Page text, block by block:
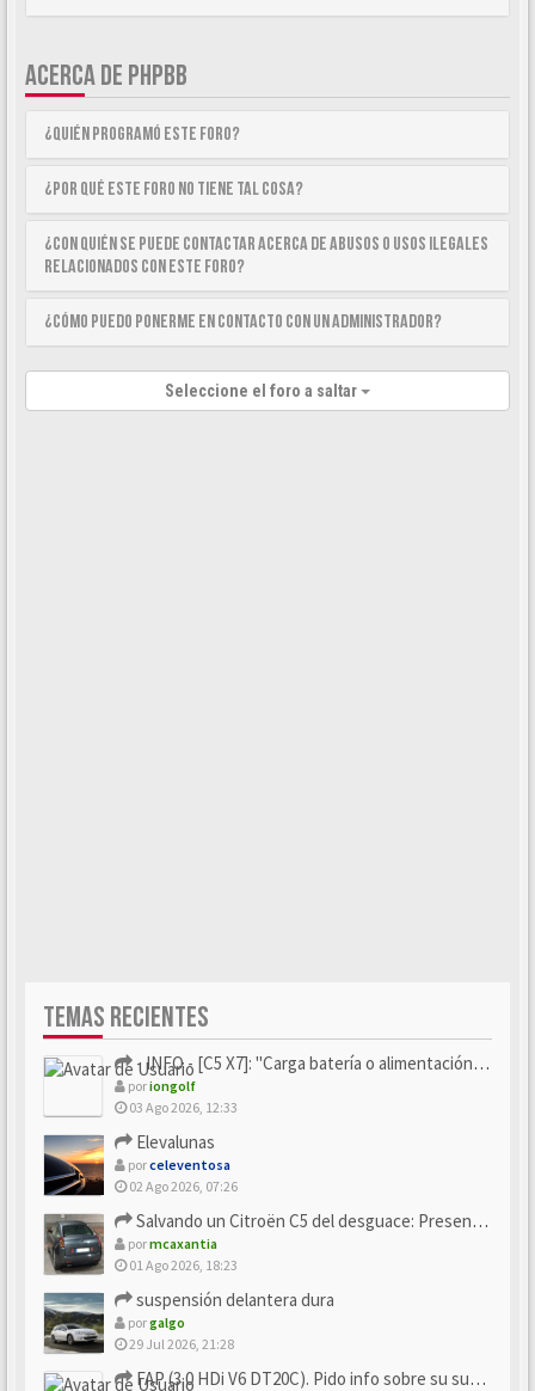
ACERCA DE PHPBB
¿Quién programó este foro?
¿Por qué este foro no tiene tal cosa?
¿Con quién se puede contactar acerca de abusos o usos ilegales
relacionados con este foro?
¿Cómo puedo ponerme en contacto con un Administrador?
Seleccione el foro a saltar
TEMAS RECIENTES
- INFO - [C5 X7]: "Carga batería o alimentación eléctri...
poriongolf
03 Ago 2026, 12:33
Elevalunas
porceleventosa
02 Ago 2026, 07:26
Salvando un Citroën C5 del desguace: Presentación y seguimiento
pormcaxantia
01 Ago 2026, 18:23
suspensión delantera dura
porgalgo
29 Jul 2026, 21:28
FAP (3.0 HDi V6 DT20C). Pido info sobre su sustitución